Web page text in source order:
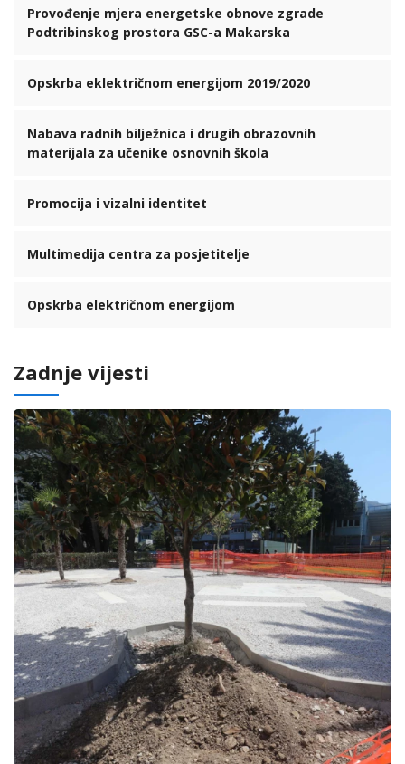
Provođenje mjera energetske obnove zgrade
Podtribinskog prostora GSC-a Makarska
Opskrba eklektričnom energijom 2019/2020
Nabava radnih bilježnica i drugih obrazovnih
materijala za učenike osnovnih škola
Promocija i vizalni identitet
Multimedija centra za posjetitelje
Opskrba električnom energijom
Zadnje vijesti